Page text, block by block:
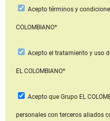
Aceptotérminos y
COLOMBIANO*
Acepto el tratamiento y uso
EL COLOMBIANO*
Acepto que Grupo EL
personales con terceros aliados